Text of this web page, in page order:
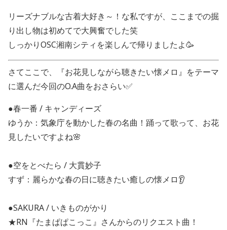
リーズナブルな古着大好き～！な私ですが、ここまでの掘
り出し物は初めてで大興奮でした笑
しっかりOSC湘南シティを楽しんで帰りましたよ🥳
さてここで、『お花見しながら聴きたい懐メロ』をテーマ
に選んだ今回のO.A曲をおさらい✅
●春一番 / キャンディーズ
ゆうか：気象庁を動かした春の名曲！踊って歌って、お花
見したいですよね🌸
●空をとべたら / 大貫妙子
すず：麗らかな春の日に聴きたい癒しの懐メロ👂
●SAKURA / いきものがかり
★RN『たまぱぱこっこ』さんからのリクエスト曲！